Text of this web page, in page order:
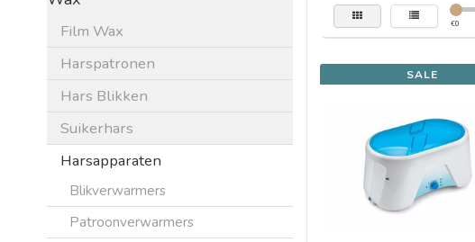
Film Wax
Harspatronen
Hars Blikken
Suikerhars
Harsapparaten
Blikverwarmers
Patroonverwarmers
€0
SALE